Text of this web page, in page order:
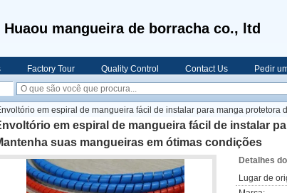
Huaou mangueira de borracha co., ltd
Factory Tour Quality Control Contact Us
Pedir
em espiral de mangueira fácil de instalar para manga
em espiral de mangueira fácil de instalar
suas mangueiras em ótimas condições
Detalhes
Lugar de